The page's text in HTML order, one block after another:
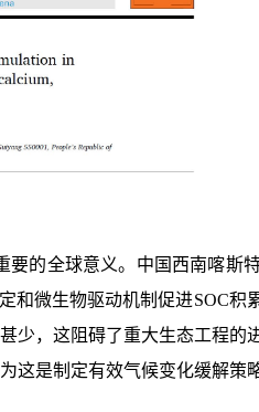
要的全球意义。中国西南喀斯
和微生物驱动机制促进SOC积
少，这阻碍了重大生态工程
这是制定有效气候变化缓解策